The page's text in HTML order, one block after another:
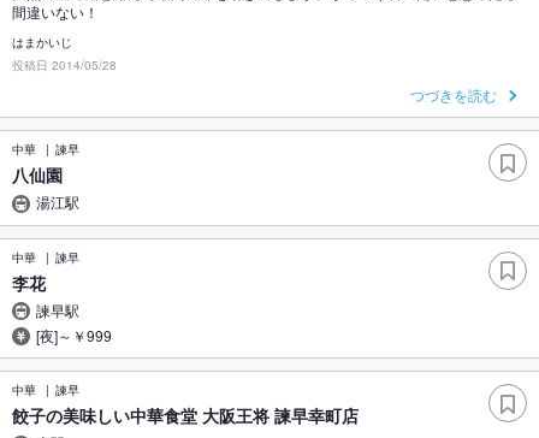
間違いない！
はまかいじ
投稿日 2014/05/28
つづきを読む
中華 諫早
八仙園
湯江駅
中華 諫早
李花
諫早駅
[夜]～￥999
中華 諫早
餃子の美味しい中華食堂 大阪王将 諫早幸町店